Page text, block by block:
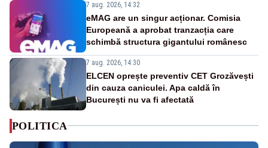
7 aug. 2026, 14:32
eMAG are un singur acționar. Comisia
Europeană a aprobat tranzacția care
schimbă structura gigantului românesc
7 aug. 2026, 14:30
ELCEN oprește preventiv CET Grozăvești
din cauza caniculei. Apa caldă în
București nu va fi afectată
POLITICA